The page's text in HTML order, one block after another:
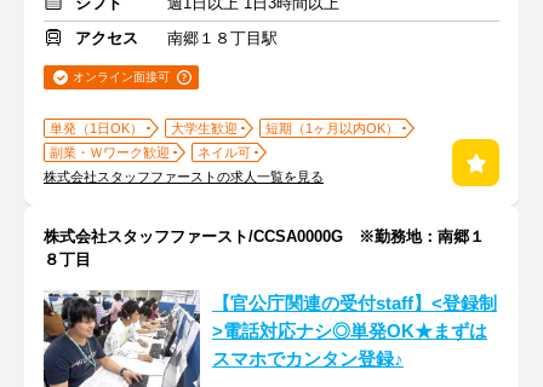
アクセス
南郷１８丁目駅
オンライン面接可
単発（1日OK） 大学生歓迎
短期（1ヶ月以内OK）
副業・Ｗワーク歓迎
ネイル可
株式会社スタッフファーストの求人一覧を見る
株式会社スタッフファースト/CCSA0000G ※勤務地：南郷１
８丁目
【官公庁関連の受付staff】<登録制
>電話対応ナシ◎単発OK★まずは
スマホでカンタン登録♪